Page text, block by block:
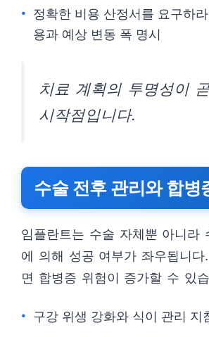
정확한 비용 산정서를 요구하
용과 예상 변동 폭 명시
치료 계획의 투명성이
시작점입니다.
수술 전후 관리와 합병
임플란트는 수술 자체뿐 아니라
에 의해 성공 여부가 좌우됩니
면 합병증 위험이 증가할 수 있
구강 위생 강화와 식이 관리 지